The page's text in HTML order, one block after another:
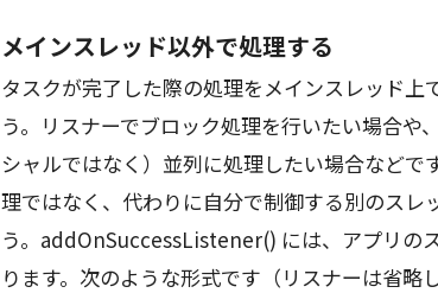
メインスレッド以外で処理する
タスクが完了した際の処理をメインスレッド上
う。リスナーでブロック処理を行いたい場合や
シャルではなく）並列に処理したい場合などで
理ではなく、代わりに自分で制御する別のスレ
う。addOnSuccessListener() には、アプリの
ります。次のような形式です（リスナーは省略